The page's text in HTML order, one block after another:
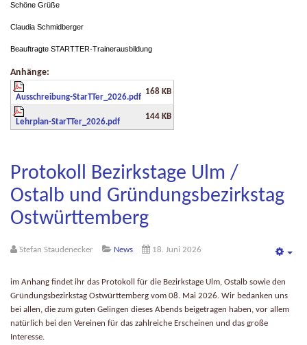
Schöne Grüße
Claudia Schmidberger
Beauftragte STARTTER-Trainerausbildung
Anhänge:
Ausschreibung-StarTTer_2026.pdf
168 KB
Lehrplan-StarTTer_2026.pdf
144 KB
Protokoll Bezirkstage Ulm /
Ostalb und Gründungsbezirkstag
Ostwürttemberg
Stefan Staudenecker News 18. Juni 2026
im Anhang findet ihr das Protokoll für die Bezirkstage Ulm, Ostalb sowie den
Gründungsbezirkstag Ostwürttemberg vom 08. Mai 2026. Wir bedanken uns
bei allen, die zum guten Gelingen dieses Abends beigetragen haben, vor allem
natürlich bei den Vereinen für das zahlreiche Erscheinen und das große
Interesse.